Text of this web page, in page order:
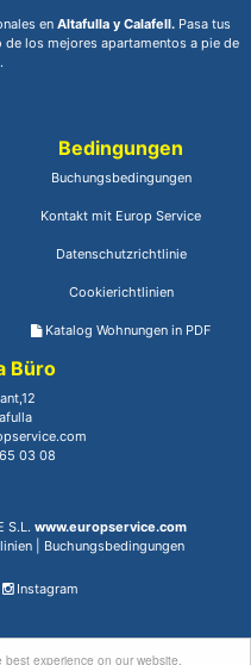
experience on our website.
en Altafulla y Calafell. Pasa tus
los mejores apartamentos a pie de
Bedingungen
Buchungsbedingungen
Kontakt mit Europ Service
Datenschutzrichtlinie
Cookierichtlinien
Katalog Wohnungen in PDF
Büro
03 08
S.L. www.europservice.com
Buchungsbedingungen
Instagram